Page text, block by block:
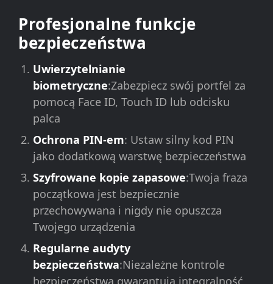
Profesjonalne funkcje
bezpieczeństwa
Uwierzytelnianie
biometryczne:Zabezpiecz swój portfel za
pomocą Face ID, Touch ID lub odcisku
palca
Ochrona PIN-em: Ustaw silny kod PIN
jako dodatkową warstwę bezpieczeństwa
Szyfrowane kopie zapasowe:Twoja fraza
początkowa jest bezpiecznie
przechowywana i nigdy nie opuszcza
Twojego urządzenia
Regularne audyty
bezpieczeństwa:Niezależne kontrole
bezpieczeństwa gwarantują integralność